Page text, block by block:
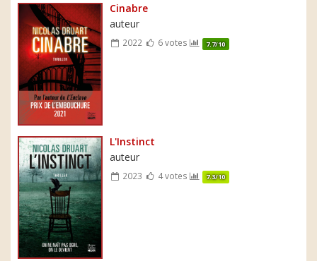
Cinabre
auteur
2022 6 votes 7.7/10
L'Instinct
auteur
2023 4 votes 7.3/10